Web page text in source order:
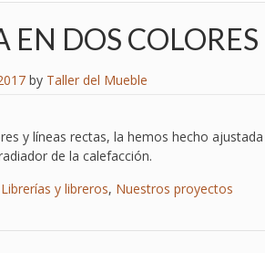
EN DOS COLORES
by Taller del Mueble
y líneas rectas, la hemos hecho
de la calefacción.
Librerías y libreros, Nuestros proyectos